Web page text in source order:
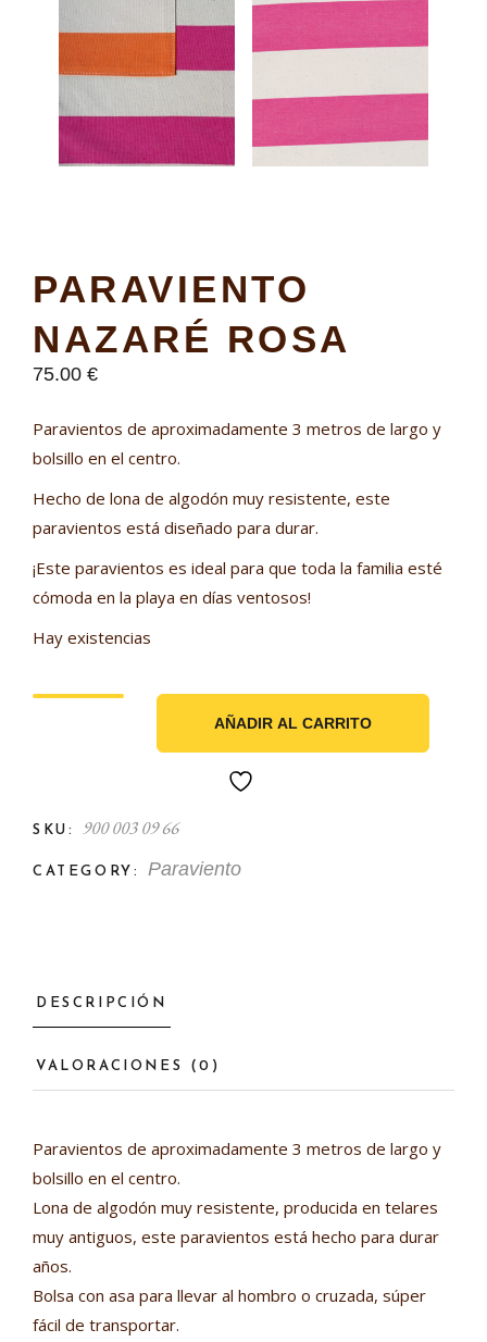
PARAVIENTO
NAZARÉ ROSA
75.00 €
Paravientos de aproximadamente 3 metros de largo y
bolsillo en el centro.
Hecho de lona de algodón muy resistente, este
paravientos está diseñado para durar.
¡Este paravientos es ideal para que toda la familia esté
cómoda en la playa en días ventosos!
Hay existencias
AÑADIR AL CARRITO
SKU: 900 003 09 66
CATEGORY: Paraviento
DESCRIPCIÓN
VALORACIONES (0)
Paravientos de aproximadamente 3 metros de largo y
bolsillo en el centro.
Lona de algodón muy resistente, producida en telares
muy antiguos, este paravientos está hecho para durar
años.
Bolsa con asa para llevar al hombro o cruzada, súper
fácil de transportar.